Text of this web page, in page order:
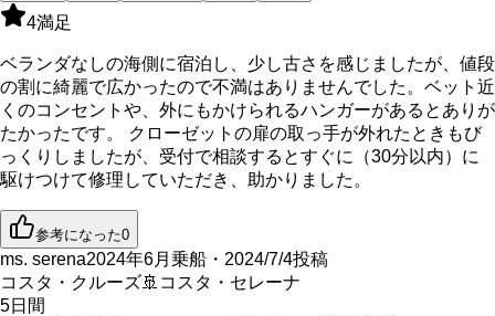
4満足
ベランダなしの海側に宿泊し、少し古さを感じましたが、値段
の割に綺麗で広かったので不満はありませんでした。ベット近
くのコンセントや、外にもかけられるハンガーがあるとありが
たかったです。 クローゼットの扉の取っ手が外れたときもび
っくりしましたが、受付で相談するとすぐに（30分以内）に
駆けつけて修理していただき、助かりました。
参考になった0
ms. serena2024年6月乗船・2024/7/4投稿
コスタ・クルーズ🚢 コスタ・セレーナ
5日間